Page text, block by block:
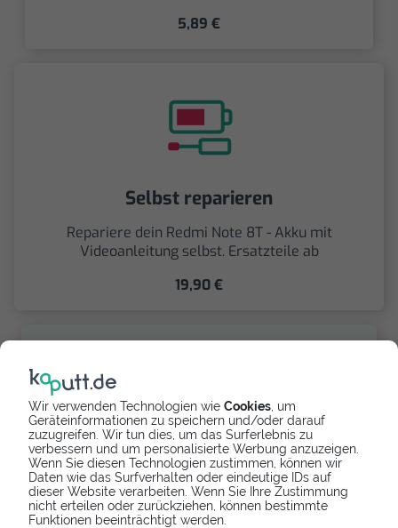
Wir verwenden Technologien wie Cookies , um
Geräteinformationen zu speichern und/oder darauf
zuzugreifen. Wir tun dies, um das Surferlebnis zu
verbessern und um personalisierte Werbung anzuzeigen.
Wenn Sie diesen Technologien zustimmen, können wir
Daten wie das Surfverhalten oder eindeutige IDs auf
dieser Website verarbeiten. Wenn Sie Ihre Zustimmung
nicht erteilen oder zurückziehen, können bestimmte
Funktionen beeinträchtigt werden.
5,89 €
Selbst reparieren
Repariere dein Redmi Note 8T - Akku mit
Videoanleitung selbst. Ersatzteile ab
19,90 €
Spenden
Spende Dein Gerät über
handysfuerdieumwelt.de
für einen guten Zweck.